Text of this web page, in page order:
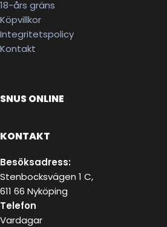
18-års gräns
Köpvillkor
Integritetspolicy
Kontakt
SNUS ONLINE
KONTAKT
Besöksadress:
Stenbocksvägen 1 C,
611 66 Nyköping
Telefon
Vardagar